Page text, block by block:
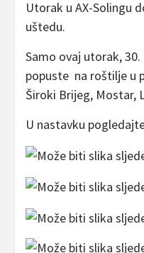
Utorak u AX-Solingu
uštedu.
Samo ovaj utorak,
popuste na roštilje u
Široki Brijeg, Mostar,
U nastavku